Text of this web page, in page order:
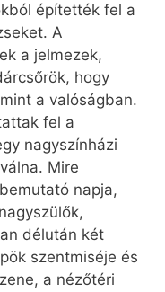
építették fel a
A
a jelmezek,
hogy
a valóságban.
fel a
nagyszínházi
Mire
napja,
délután két
szentmiséje és
a nézőtéri